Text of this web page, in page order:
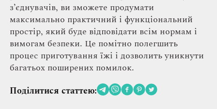
з’єднувачів, ви зможете продумати
максимально практичний і функціональний
простір, який буде відповідати всім нормам і
вимогам безпеки. Це помітно полегшить
процес приготування їжі і дозволить уникнути
багатьох поширених помилок.
Поділитися статтею: